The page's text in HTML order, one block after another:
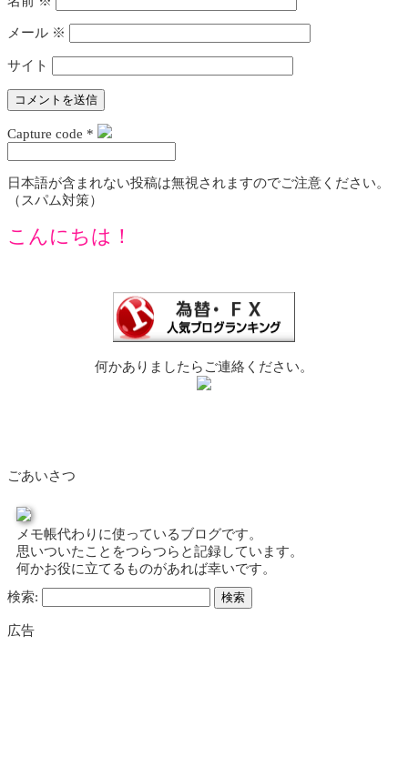
メール ※
サイト
Capture code *
日本語が含まれない投稿は無視されますのでご注意ください。
（スパム対策）
こんにちは！
何かありましたらご連絡ください。
ごあいさつ
メモ帳代わりに使っているブログです。
思いついたことをつらつらと記録しています。
何かお役に立てるものがあれば幸いです。
検索:
広告